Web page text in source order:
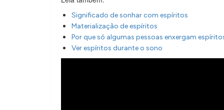
Significado de sonhar com espíritos
Materialização de espíritos
Por que só algumas pessoas enxergam
Ver espíritos durante o sono